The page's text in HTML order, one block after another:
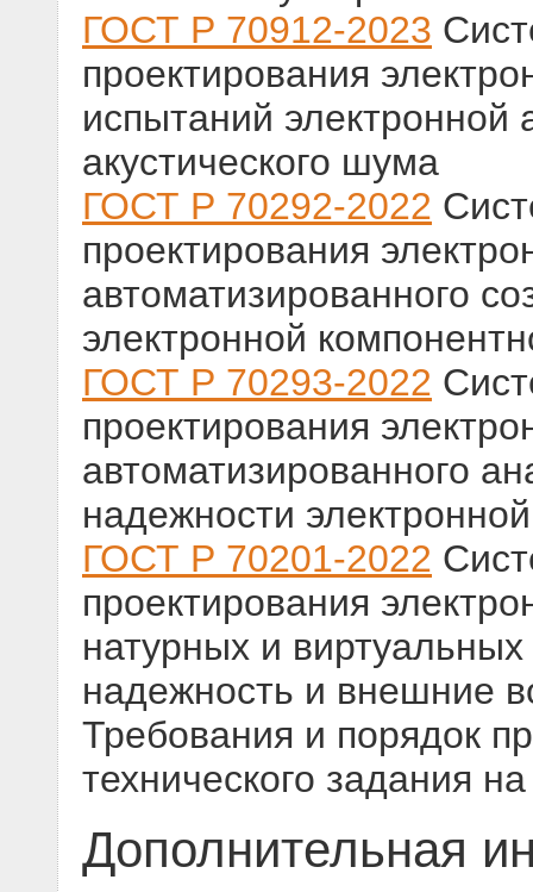
ГОСТ Р 70912-2023
проектирования
испытаний электронной
акустического шума
ГОСТ Р 70292-2022
проектирования
автоматизированного
электронной
ГОСТ Р 70293-2022
проектирования
автоматизированного
надежности
ГОСТ Р 70201-2022
проектирования
натурных и
надежность и внешние
Требования и порядок
технического задания
Дополнительная